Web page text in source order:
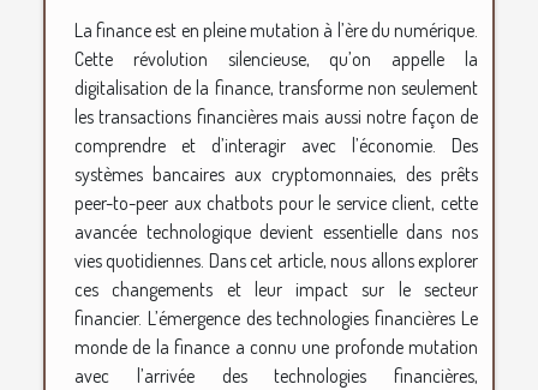
La finance est en pleine mutation à l’ère du numérique.
Cette révolution silencieuse, qu’on appelle la
digitalisation de la finance, transforme non seulement
les transactions financières mais aussi notre façon de
comprendre et d’interagir avec l’économie. Des
systèmes bancaires aux cryptomonnaies, des prêts
peer-to-peer aux chatbots pour le service client, cette
avancée technologique devient essentielle dans nos
vies quotidiennes. Dans cet article, nous allons explorer
ces changements et leur impact sur le secteur
financier. L’émergence des technologies financières Le
monde de la finance a connu une profonde mutation
avec l’arrivée des technologies financières,